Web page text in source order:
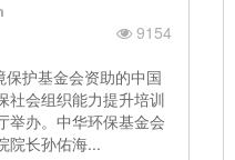
9154
护基金会资助的中国
社会组织能力提升培训
举办。中华环保基金会
院长孙佑海...